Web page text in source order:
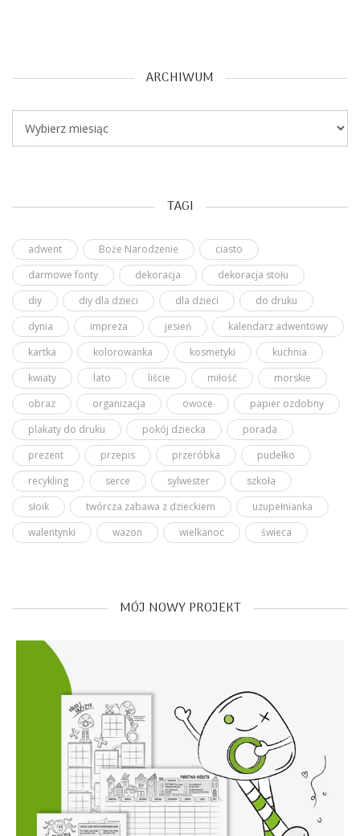
ARCHIWUM
TAGI
adwent Boże Narodzenie
ciasto
darmowe fonty
dekoracja
dekoracja stołu
diy
diy dla dzieci dla dzieci
do druku
dynia
impreza jesień
kalendarz adwentowy
kartka
kolorowanka kosmetyki
kuchnia
kwiaty
lato liście miłość
morskie
obraz
organizacja owoce
papier ozdobny
plakaty do druku
pokój dziecka
porada
prezent
przepis przeróbka
pudełko
recykling
serce sylwester
szkoła
słoik
twórcza zabawa z dzieckiem
uzupełnianka
walentynki
wazon wielkanoc świeca
MÓJ NOWY PROJEKT